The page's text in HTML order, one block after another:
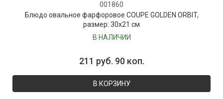
001860
Блюдо овальное фарфоровое COUPE GOLDEN ORBIT,
размер: 30х21 см
В НАЛИЧИИ
211 руб. 90 коп.
В КОРЗИНУ